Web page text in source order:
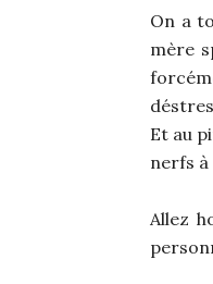
On a
mère
Et au
nerfs
Allez